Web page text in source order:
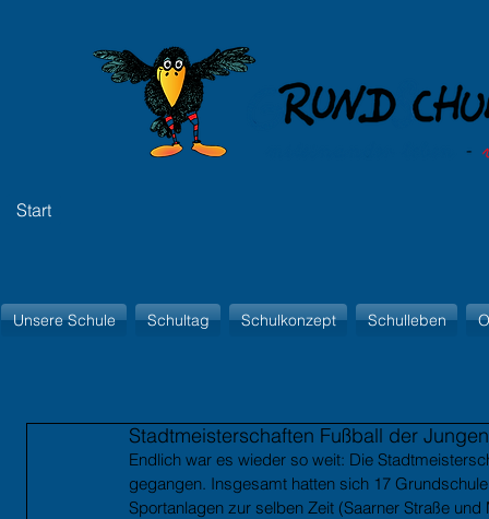
Start
Unsere Schule Schultag Schulkonzept Schulleben
Stadtmeisterschaften Fußball der Jungen
Endlich war es wieder so weit: Die
gegangen. Insgesamt hatten sich 17
Sportanlagen zur selben Zeit (Saarner Straße